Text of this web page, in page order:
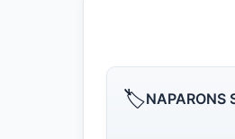
🏷️NAPARONS